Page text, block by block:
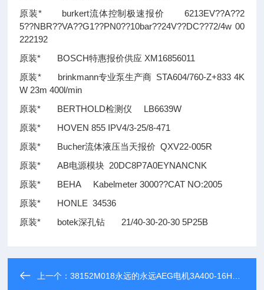
原装* burkert流体控制极速报价 6213EV??A??2
5??NBR??VA??G1??PN0??10bar??24V??DC??72/4w 00
222192
原装* BOSCH特惠报价供应 XM16856011
原装* brinkmann专业泵生产商 STA604/760-Z+833 4K
W 23m 400l/min
原装* BERTHOLD检测仪 LB6639W
原装* HOVEN 855 IPV4/3-25/8-471
原装* Bucher流体液压当天报价 QXV22-005R
原装* AB电源模块 20DC8P7A0EYNANCNK
原装* BEHA Kabelmeter 3000??CAT NO:2005
原装* HONLE 34536
原装* botek深孔钻 21/40-30-20-30 5P25B
上一个：38152M018永远的永远AEG电机3A400-16HRL1推荐汇聚，强势供货130.581.001